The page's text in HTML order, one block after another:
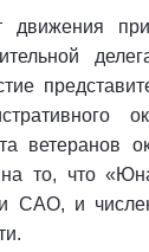
ветеранов
то, что
САО, и